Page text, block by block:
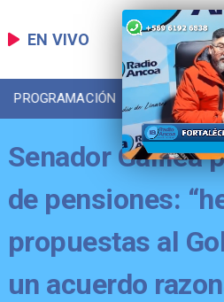
EN VIVO
PROGRAMACIÓN LOCAL
Senador Galilea
de pensiones:
propuestas al
un acuerdo